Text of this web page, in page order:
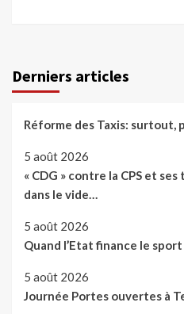
Derniers articles
Réforme des Taxis: surtout,
5 août 2026
« CDG » contre la CPS et
dans le vide…
5 août 2026
Quand l’Etat finance le
5 août 2026
Journée Portes ouvertes à